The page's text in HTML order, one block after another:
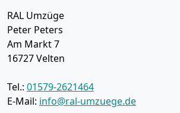
RAL Umzüge
Peter Peters
Am Markt 7
16727Velten
Tel.: 01579-2621464
E-Mail: info@ral-umzuege.de